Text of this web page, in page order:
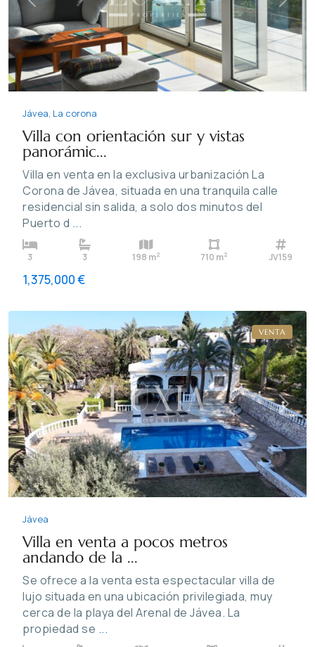
Previous Next
Jávea, La corona
Villa con orientación sur y vistas
panorámic...
Villa en venta en la exclusiva urbanización La
Corona de Jávea, situada en una tranquila calle
residencial sin salida, a solo dos minutos del
Puerto d ...
3 3 198 m2 710 m2 JV159
1,375,000 €
Previous Next
VENTA
Jávea
Villa en venta a pocos metros
andando de la ...
Se ofrece a la venta esta espectacular villa de
lujo situada en una ubicación privilegiada, muy
cerca de la playa del Arenal de Jávea. La
propiedad se ...